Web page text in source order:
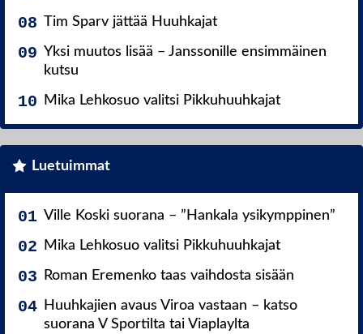
Tim Sparv jättää Huuhkajat
Yksi muutos lisää – Janssonille ensimmäinen
kutsu
Mika Lehkosuo valitsi Pikkuhuuhkajat
Luetuimmat
Ville Koski suorana – ”Hankala ysikymppinen”
Mika Lehkosuo valitsi Pikkuhuuhkajat
Roman Eremenko taas vaihdosta sisään
Huuhkajien avaus Viroa vastaan – katso
suorana V Sportilta tai Viaplaylta